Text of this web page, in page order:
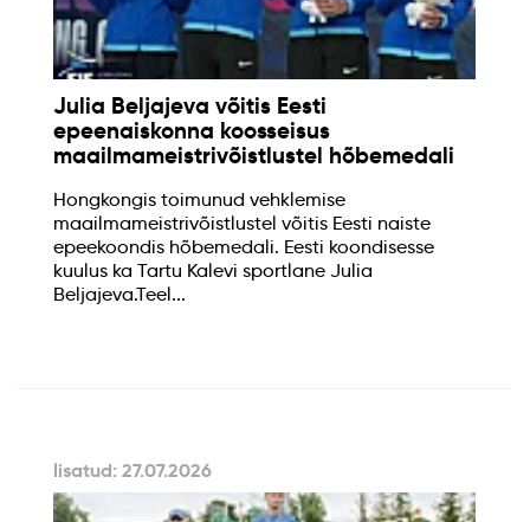
Julia Beljajeva võitis Eesti
epeenaiskonna koosseisus
maailmameistrivõistlustel hõbemedali
Hongkongis toimunud vehklemise
maailmameistrivõistlustel võitis Eesti naiste
epeekoondis hõbemedali. Eesti koondisesse
kuulus ka Tartu Kalevi sportlane Julia
Beljajeva.Teel...
lisatud: 27.07.2026